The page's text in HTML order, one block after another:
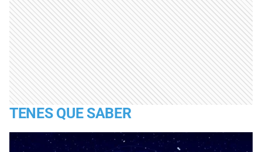
TENES QUE SABER